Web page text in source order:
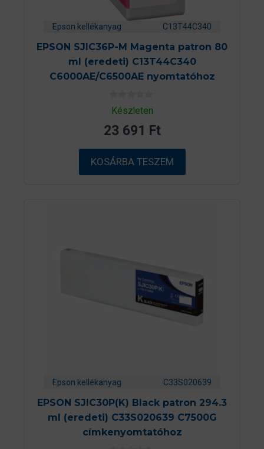
Epson kellékanyag C13T44C340
EPSON SJIC36P-M Magenta patron 80
ml (eredeti) C13T44C340
C6000AE/C6500AE nyomtatóhoz
0
a
5
b
ő
l
Készleten
23 691 Ft
KOSÁRBA TESZEM
Epson kellékanyag C33S020639
EPSON SJIC30P(K) Black patron 294.3
ml (eredeti) C33S020639 C7500G
címkenyomtatóhoz